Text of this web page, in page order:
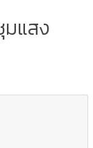
มแสง